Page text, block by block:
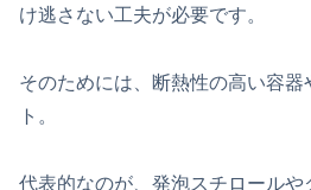
け逃さない工夫が必要です。
そのためには、断熱性の高い容
ト。
代表的なのが、発泡スチロール